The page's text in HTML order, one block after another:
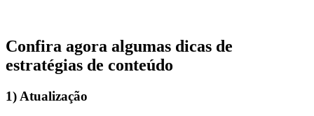
Confira agora algumas dicas de
estratégias de conteúdo
1) Atualização